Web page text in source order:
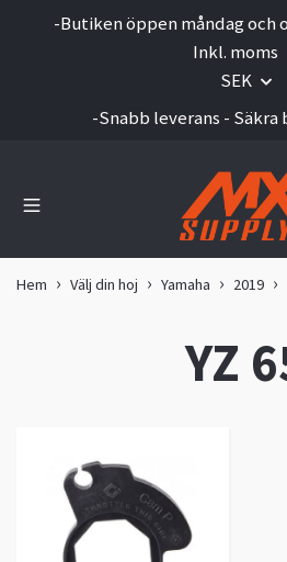
-Butiken öppen måndag och
Inkl. moms
SEK
-Snabb leverans -
Hem Välj din hoj Yamaha 2019
YZ